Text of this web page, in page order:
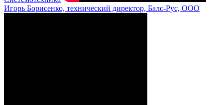
Игорь Борисенко, технический директор, Балс-Рус, ООО